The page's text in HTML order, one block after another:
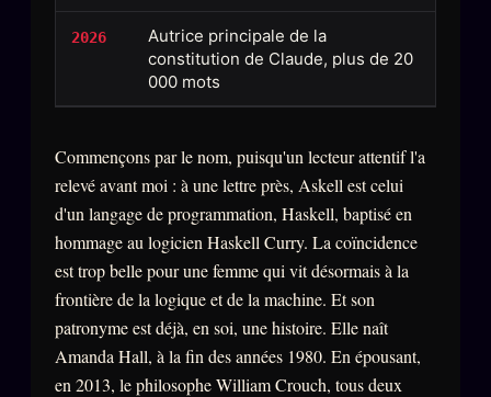
Manifeste pricing
Se connecter
z/S SYSTEMS2026
BRAINS MODELS2017
GENERIC ARCHITECTS
Archives SMK26 TRANSM.
SMK Manifeste
Gossip Manifeste
2026
Autrice principale de la
constitution de Claude, plus de 20
000 mots
Commençons par le nom, puisqu'un lecteur attentif l'a
relevé avant moi : à une lettre près, Askell est celui
d'un langage de programmation, Haskell, baptisé en
hommage au logicien Haskell Curry. La coïncidence
est trop belle pour une femme qui vit désormais à la
frontière de la logique et de la machine. Et son
patronyme est déjà, en soi, une histoire. Elle naît
Amanda Hall, à la fin des années 1980. En épousant,
en 2013, le philosophe William Crouch, tous deux